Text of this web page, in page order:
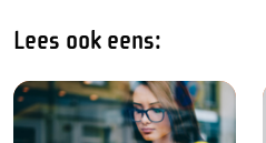
Lees ook eens: